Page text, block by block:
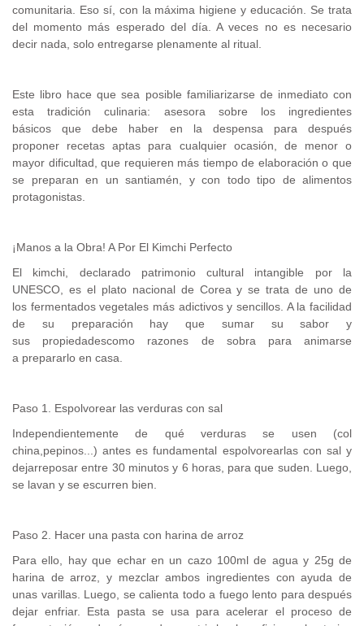
comunitaria. Eso sí, con la máxima higiene y educación. Se trata
del momento más esperado del día. A veces no es necesario
decir nada, solo entregarse plenamente al ritual.
Este libro hace que sea posible familiarizarse de inmediato con
esta tradición culinaria: asesora sobre los ingredientes
básicos que debe haber en la despensa para después
proponer recetas aptas para cualquier ocasión, de menor o
mayor dificultad, que requieren más tiempo de elaboración o que
se preparan en un santiamén, y con todo tipo de alimentos
protagonistas.
¡Manos a la Obra! A Por El Kimchi Perfecto
El kimchi, declarado patrimonio cultural intangible por la
UNESCO, es el plato nacional de Corea y se trata de uno de
los fermentados vegetales más adictivos y sencillos. A la facilidad
de su preparación hay que sumar su sabor y
sus propiedadescomo razones de sobra para animarse
a prepararlo en casa.
Paso 1. Espolvorear las verduras con sal
Independientemente de qué verduras se usen (col
china,pepinos...) antes es fundamental espolvorearlas con sal y
dejarreposar entre 30 minutos y 6 horas, para que suden. Luego,
se lavan y se escurren bien.
Paso 2. Hacer una pasta con harina de arroz
Para ello, hay que echar en un cazo 100ml de agua y 25g de
harina de arroz, y mezclar ambos ingredientes con ayuda de
unas varillas. Luego, se calienta todo a fuego lento para después
dejar enfriar. Esta pasta se usa para acelerar el proceso de